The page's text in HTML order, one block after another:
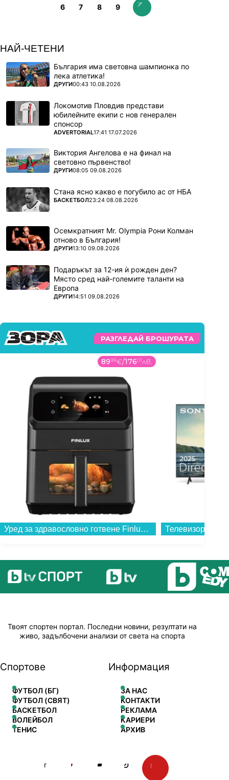
6 7 8 9
НАЙ-ЧЕТЕНИ
България има световна шампионка по
лека атлетика!
ПОВЕЧЕ ОТ
ДРУГИ00:43 10.08.2026
Локомотив Пловдив представи
юбилейните екипи с нов генерален
спонсор
ПОВЕЧЕ ОТ
ADVERTORIAL17:41 17.07.2026
Виктория Ангелова е на финал на
световно първенство!
ПОВЕЧЕ ОТ
ДРУГИ08:05 09.08.2026
Стана ясно какво е погубило ас от НБА
ПОВЕЧЕ ОТ
БАСКЕТБОЛ23:24 08.08.2026
Осемкратният Mr. Olympia Рони Колман
отново в България!
ПОВЕЧЕ ОТ
ДРУГИ13:10 09.08.2026
Подаръкът за 12-ия ѝ рожден ден?
Място сред най-големите таланти на
Европа
ПОВЕЧЕ ОТ
ДРУГИ14:51 09.08.2026
РАЗГЛЕДАЙ БРОШУРАТА
8999€/17601лв.
Уред за здравословно готвене Finlux BOHEME...
Твоят спортен портал. Последни новини, резултати на
живо, задълбочени анализи от света на спорта
Спортове
ФУТБОЛ (БГ)
ФУТБОЛ (СВЯТ)
БАСКЕТБОЛ
ВОЛЕЙБОЛ
ТЕНИС
Информация
ЗА НАС
КОНТАКТИ
РЕКЛАМА
КАРИЕРИ
АРХИВ